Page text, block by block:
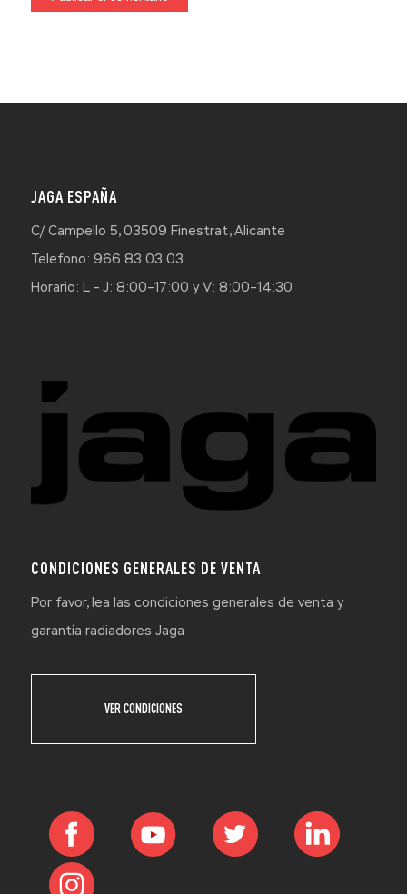
JAGA ESPAÑA
C/ Campello 5, 03509 Finestrat, Alicante
Telefono: 966 83 03 03
Horario: L – J: 8:00–17:00 y V: 8:00–14:30
CONDICIONES GENERALES DE VENTA
Por favor, lea las condiciones generales de venta y
garantía radiadores Jaga
VER CONDICIONES